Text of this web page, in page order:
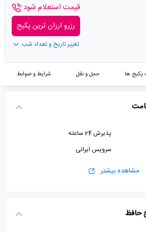
قیمت استعلام شود
رزرو ارزان ترین پکیج
تغییر تاریخ و تعداد شب
پکیج ها حمل و نقل شرایط و ضوابط
پذیرش 24 ساعته
سرویس ایرانی
مشاهده بیشتر
حافظ